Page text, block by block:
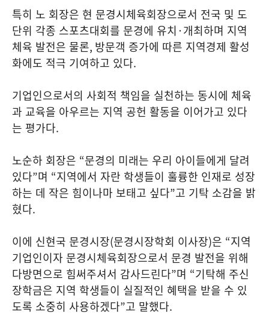
특히 노 회장은 현 문경시체육회장으로서 전국 및 도
단위 각종 스포츠대회를 문경에 유치·개최하며 지역
체육 발전은 물론, 방문객 증가에 따른 지역경제 활성
화에도 적극 기여하고 있다.
기업인으로서의 사회적 책임을 실천하는 동시에 체육
과 교육을 아우르는 지역 공헌 활동을 이어가고 있다
는 평가다.
노순하 회장은 “문경의 미래는 우리 아이들에게 달려
있다”며 “지역에서 자란 학생들이 훌륭한 인재로 성장
하는 데 작은 힘이나마 보태고 싶다”고 기탁 소감을 밝
혔다.
이에 신현국 문경시장(문경시장학회 이사장)은 “지역
기업인이자 문경시체육회장으로서 문경 발전을 위해
다방면으로 힘써주셔서 감사드린다”며 “기탁해 주신
장학금은 지역 학생들이 실질적인 혜택을 받을 수 있
도록 소중히 사용하겠다”고 말했다.